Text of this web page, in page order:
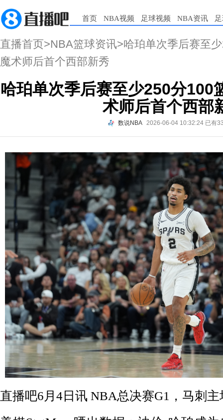
首页 NBA视频 足球视频 NBA资讯
直播首页>NBA篮球资讯>哈珀单次季后赛至
魔术师后首个西部新秀
哈珀单次季后赛至少250分100
术师后首个西部
数说NBA 2026-06-04 10:32:24 已有
直播吧6月4日讯 NBA总决赛G1，马刺